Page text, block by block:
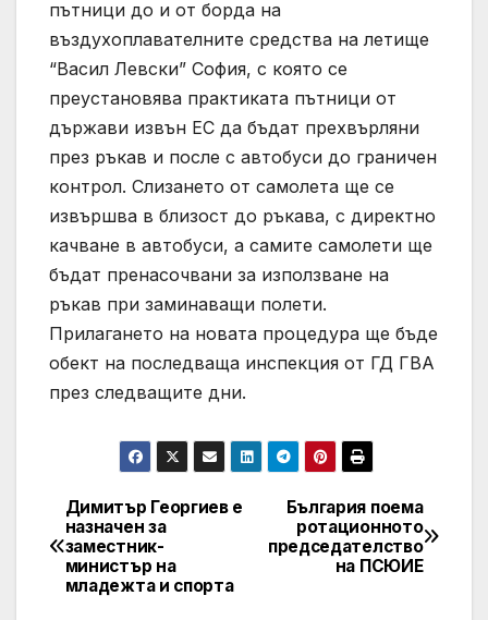
пътници до и от борда на
въздухоплавателните средства на летище
“Васил Левски” София, с която се
преустановява практиката пътници от
държави извън ЕС да бъдат прехвърляни
през ръкав и после с автобуси до граничен
контрол. Слизането от самолета ще се
извършва в близост до ръкава, с директно
качване в автобуси, а самите самолети ще
бъдат пренасочвани за използване на
ръкав при заминаващи полети.
Прилагането на новата процедура ще бъде
обект на последваща инспекция от ГД ГВА
през следващите дни.
Post
navigation
България поема
ротационното
председателство
на ПСЮИЕ
Димитър Георгиев е
назначен за
заместник-
министър на
младежта и спорта